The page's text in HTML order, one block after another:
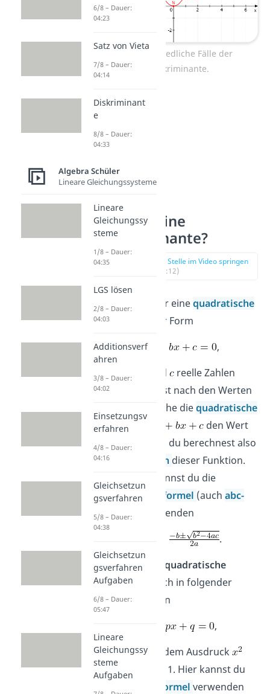
Unterschiedliche Fälle der
Diskriminante.
Was ist eine
Diskriminante?
zur Stelle im Video springen
(00:12)
Betrachten wir einequadratische
Gleichung
der Form
,
wobei
und reelle Zahlen
sind. Du suchst nach den Werten
für welche diequadratische
Funktion
den Wert
Null annimmt; du berechnest also
die
Nullstellen dieser Funktion.
Zum Lösen kannst du die
Mitternachtsformel (auch abc-
Formel
) verwenden
.
Nun kann die quadratische
Gleichung
auch in folgender
Form vorliegen
,
das heißt vor dem Ausdruck
steht nur eine 1. Hier kannst du
pq-Formel verwenden
6/8 – Dauer:
04:23
Satz von Vieta
7/8 – Dauer:
04:14
Diskriminant
e
8/8 – Dauer:
04:33
Algebra Schüler
Lineare Gleichungssysteme
Lineare
Gleichungssy
steme
1/8 – Dauer:
04:35
LGS lösen
2/8 – Dauer:
04:03
Additionsverf
ahren
3/8 – Dauer:
04:02
Einsetzungsv
erfahren
4/8 – Dauer:
04:16
Gleichsetzun
gsverfahren
5/8 – Dauer:
04:38
Gleichsetzun
gsverfahren
Aufgaben
6/8 – Dauer:
05:47
Lineare
Gleichungssy
steme
Aufgaben